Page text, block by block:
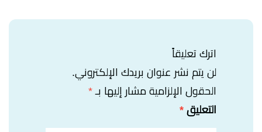
اترك تعليقاً
لن يتم نشر عنوان بريدك الإلكتروني.
الحقول الإلزامية مشار إليها بـ *
التعليق *